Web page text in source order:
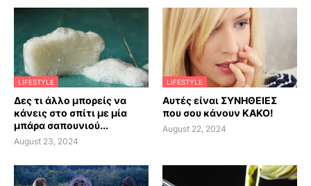
LIFESTYLE
Δες τι άλλο μπορείς να
κάνεις στο σπίτι με μία
μπάρα σαπουνιού...
August 23, 2024
LIFESTYLE
Αυτές είναι ΣΥΝΗΘΕΙΕΣ
που σου κάνουν ΚΑΚΟ!
August 22, 2024